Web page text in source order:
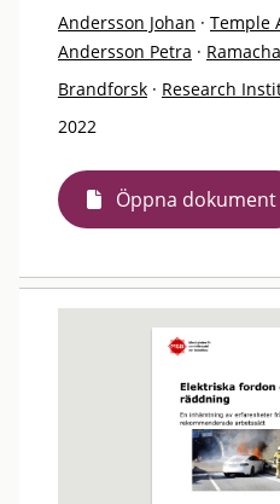
Andersson Johan · Temple
Andersson Petra ·
Brandforsk · Research
2022
Öppna dokument